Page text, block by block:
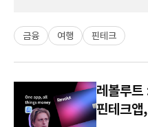
금융 여행 핀테크
레볼루트
핀테크앱